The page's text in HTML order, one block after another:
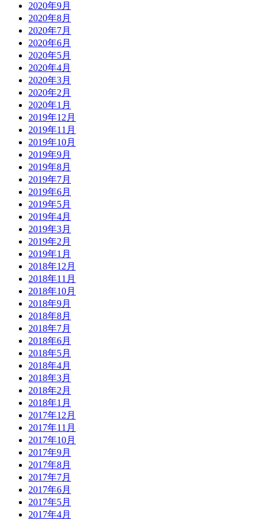
2020年9月
2020年8月
2020年7月
2020年6月
2020年5月
2020年4月
2020年3月
2020年2月
2020年1月
2019年12月
2019年11月
2019年10月
2019年9月
2019年8月
2019年7月
2019年6月
2019年5月
2019年4月
2019年3月
2019年2月
2019年1月
2018年12月
2018年11月
2018年10月
2018年9月
2018年8月
2018年7月
2018年6月
2018年5月
2018年4月
2018年3月
2018年2月
2018年1月
2017年12月
2017年11月
2017年10月
2017年9月
2017年8月
2017年7月
2017年6月
2017年5月
2017年4月